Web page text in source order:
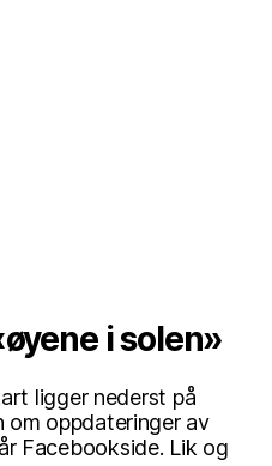
i solen»
ligger nederst på
om oppdateringer av
Facebookside. Lik og